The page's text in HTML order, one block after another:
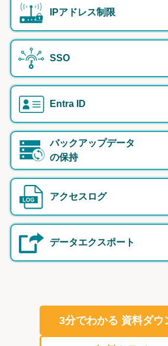
IPアドレス制限
SSO
Entra ID
バックアップデータ
の保持
アクセスログ
データエクスポート
3分でわかる 資料ダウ